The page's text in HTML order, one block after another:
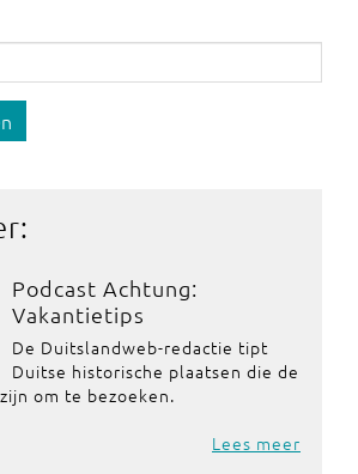
Podcast Achtung:
Vakantietips
De Duitslandweb-redactie tipt
Duitse historische plaatsen die de
om te bezoeken.
Lees meer